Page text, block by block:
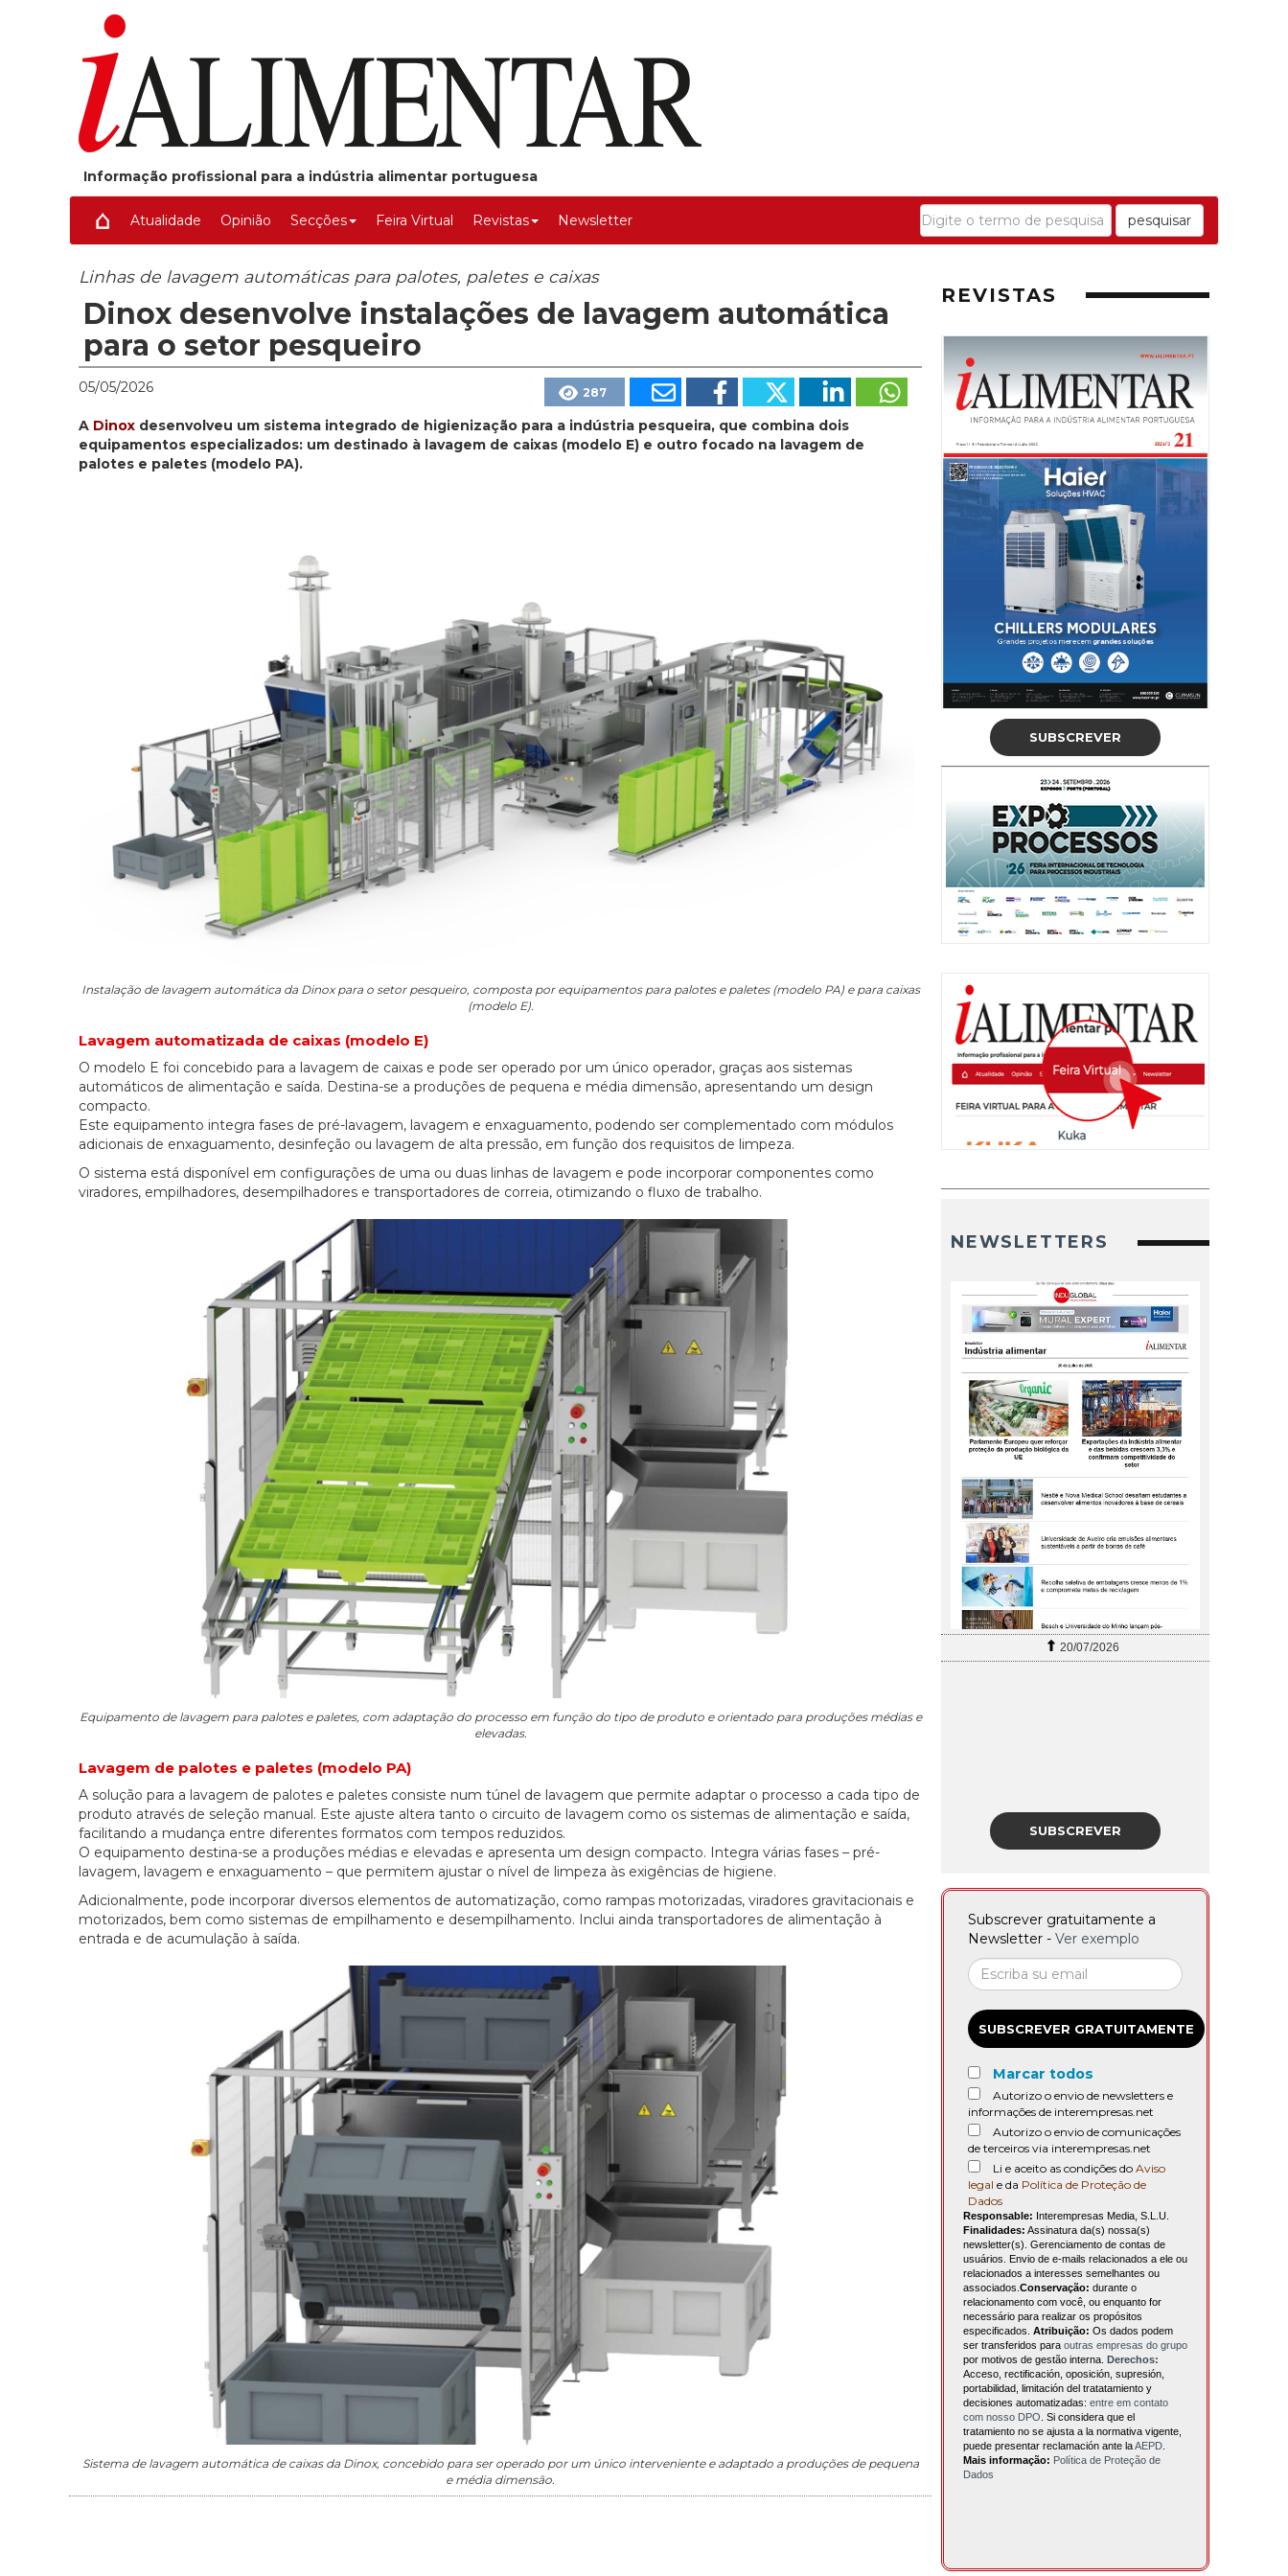
Informação profissional para a indústria alimentar portuguesa
Atualidade Opinião Secções Feira Virtual Revistas Newsletter pesquisar
Linhas de lavagem automáticas para palotes, paletes e caixas
Dinox desenvolve instalações de lavagem automática
para o setor pesqueiro
05/05/2026 287
A Dinox desenvolveu um sistema integrado de higienização para a indústria pesqueira, que combina dois
equipamentos especializados: um destinado à lavagem de caixas (modelo E) e outro focado na lavagem de
palotes e paletes (modelo PA).
Instalação de lavagem automática da Dinox para o setor pesqueiro, composta por equipamentos para palotes e paletes (modelo PA) e para caixas
(modelo E).
Lavagem automatizada de caixas (modelo E)
O modelo E foi concebido para a lavagem de caixas e pode ser operado por um único operador, graças aos sistemas
automáticos de alimentação e saída. Destina-se a produções de pequena e média dimensão, apresentando um design
compacto.
Este equipamento integra fases de pré-lavagem, lavagem e enxaguamento, podendo ser complementado com módulos
adicionais de enxaguamento, desinfeção ou lavagem de alta pressão, em função dos requisitos de limpeza.
O sistema está disponível em configurações de uma ou duas linhas de lavagem e pode incorporar componentes como
viradores, empilhadores, desempilhadores e transportadores de correia, otimizando o fluxo de trabalho.
Equipamento de lavagem para palotes e paletes, com adaptação do processo em função do tipo de produto e orientado para produções médias e
elevadas.
Lavagem de palotes e paletes (modelo PA)
A solução para a lavagem de palotes e paletes consiste num túnel de lavagem que permite adaptar o processo a cada tipo de
produto através de seleção manual. Este ajuste altera tanto o circuito de lavagem como os sistemas de alimentação e saída,
facilitando a mudança entre diferentes formatos com tempos reduzidos.
O equipamento destina-se a produções médias e elevadas e apresenta um design compacto. Integra várias fases – pré-
lavagem, lavagem e enxaguamento – que permitem ajustar o nível de limpeza às exigências de higiene.
Adicionalmente, pode incorporar diversos elementos de automatização, como rampas motorizadas, viradores gravitacionais e
motorizados, bem como sistemas de empilhamento e desempilhamento. Inclui ainda transportadores de alimentação à
entrada e de acumulação à saída.
Sistema de lavagem automática de caixas da Dinox, concebido para ser operado por um único interveniente e adaptado a produções de pequena
e média dimensão.
REVISTAS
SUBSCREVER
NEWSLETTERS
20/07/2026 20/07/2026
SUBSCREVER
Subscrever gratuitamente a
Newsletter - Ver exemplo
SUBSCREVER GRATUITAMENTE
Marcar todos
Autorizo o envio de newsletters e
informações de interempresas.net
Autorizo o envio de comunicações
de terceiros via interempresas.net
Li e aceito as condições do Aviso
legal e da Política de Proteção de
Dados
Responsable: Interempresas Media, S.L.U.
Finalidades: Assinatura da(s) nossa(s)
newsletter(s). Gerenciamento de contas de
usuários. Envio de e-mails relacionados a ele ou
relacionados a interesses semelhantes ou
associados. Conservação: durante o
relacionamento com você, ou enquanto for
necessário para realizar os propósitos
especificados. Atribuição: Os dados podem
ser transferidos para outras empresas do grupo
por motivos de gestão interna.
Derechos:
Acceso, rectificación, oposición, supresión,
portabilidad, limitación del tratatamiento y
decisiones automatizadas: entre em contato
com nosso DPO . Si considera que el
tratamiento no se ajusta a la normativa vigente,
puede presentar reclamación ante laAEPD
Mais informação: Política de Proteção de
Dados